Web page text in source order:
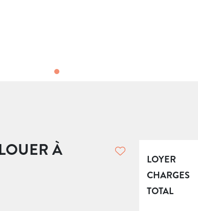
À
LOYER
CHARGES
TOTAL